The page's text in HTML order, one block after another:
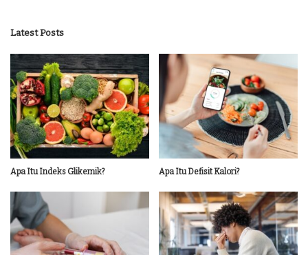
Latest Posts
Apa Itu Indeks Glikemik? Apa Itu Defisit Kalori?